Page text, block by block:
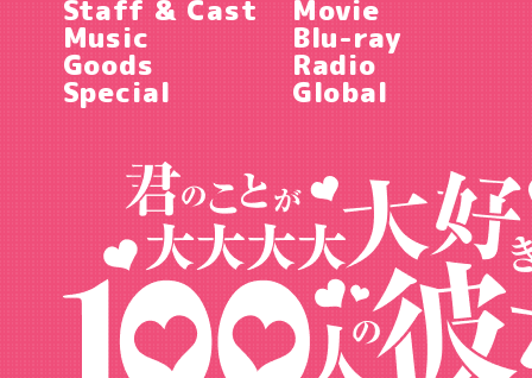
Staff & Cast Movie
Music Blu-ray
Goods Radio
Special Global